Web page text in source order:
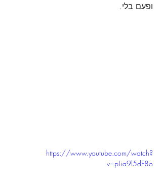
ופעם בלי.
https://www.youtube.com/watch?
v=pLia9l5dF8o